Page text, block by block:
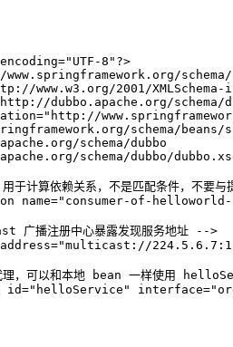
8"?>
schema/
www.w3.org/2001/
dubbo.apache.org/schema/
schema/dubbo/
于计算依赖关系，不是匹配条件，不要
name="consumer-of-helloworld-
播注册中心暴露发现服务地址 -->
address="multicast://
理，可以和本地 bean 一样使用
id="helloService" interface=